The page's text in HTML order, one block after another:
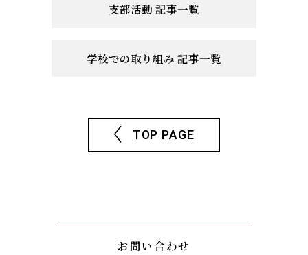
支部活動 記事一覧
学校での取り組み 記事一覧
TOP PAGE
お問い合わせ